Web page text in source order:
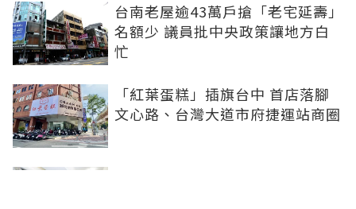
台南老屋逾43萬戶搶「老宅延壽」
名額少 議員批中央政策讓地方白
忙
「紅葉蛋糕」插旗台中 首店落腳
文心路、台灣大道市府捷運站商圈